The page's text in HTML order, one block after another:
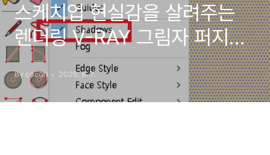
스케치업 현실감을 살려주는
렌더링 V-RAY 그림자 퍼지는
효과 직접 해보기 (2016버전
기준)
by cocori 2025. 8. 7.